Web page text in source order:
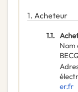
1. Acheteur
1.1.
Nom
er.fr